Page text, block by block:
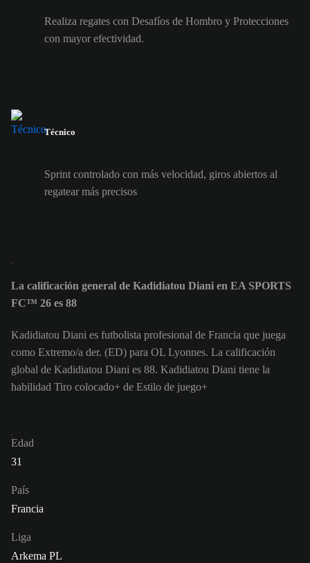
Realiza regates con Desafíos de Hombro y Protecciones
con mayor efectividad.
Técnico
Sprint controlado con más velocidad, giros abiertos al
regatear más precisos
La calificación general de Kadidiatou Diani en EA SPORTS
FC™ 26 es 88
Kadidiatou Diani es futbolista profesional de Francia que juega
como Extremo/a der. (ED) para OL Lyonnes. La calificación
global de Kadidiatou Diani es 88. Kadidiatou Diani tiene la
habilidad Tiro colocado+ de Estilo de juego+
Edad
31
País
Francia
Liga
Arkema PL